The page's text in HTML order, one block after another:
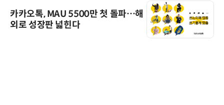
카카오톡, MAU 5500만 첫 돌파…해
외로 성장판 넓힌다